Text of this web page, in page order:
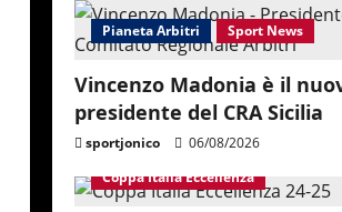
Pianeta Arbitri Sport News
Vincenzo Madonia è il
presidente del CRA Sicilia
sportjonico
06/08/2026
Coppa Italia Eccellenza